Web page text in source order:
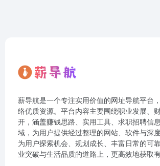
薪导航是一个专注实用价值的网址导航平台
络优质资源。平台内容主要围绕职业发展、
开，涵盖赚钱思路、实用工具、求职招聘信
域，为用户提供经过整理的网站、软件与深
为用户探索机会、规划成长、丰富日常的可
业突破与生活品质的道路上，更高效地获取